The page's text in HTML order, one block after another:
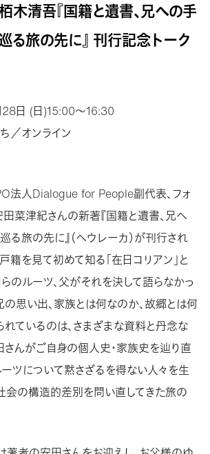
清吾『国籍と遺書、兄への手
旅の先に』 刊行記念トーク
28日 (日)15:00〜16:30
／オンライン
法人Dialogue for People副代表、フォ
田菜津紀さんの新著『国籍と遺書、兄へ
る旅の先に』（へウレーカ）が刊行され
籍を見て初めて知る「在日コリアン」と
のルーツ、父がそれを決して語らなかっ
の思い出、家族とは何なのか、故郷とは何
れているのは、さまざまな資料と丹念な
さんがご自身の個人史・家族史を辿り直
ーツについて黙さざるを得ない人々を生
会の構造的差別を問い直してきた旅の